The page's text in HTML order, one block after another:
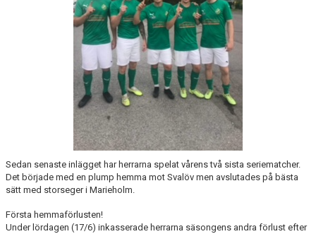
Sedan senaste inlägget har herrarna spelat vårens två sista seriematcher.
Det började med en plump hemma mot Svalöv men avslutades på bästa
sätt med storseger i Marieholm.
Första hemmaförlusten!
Under lördagen (17/6) inkasserade herrarna säsongens andra förlust efter